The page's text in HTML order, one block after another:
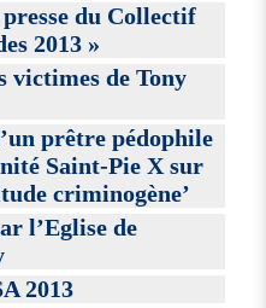
du Collectif
2013 »
victimes de Tony
prêtre pédophile
Saint-Pie X sur
criminogène’
l’Eglise de
2013